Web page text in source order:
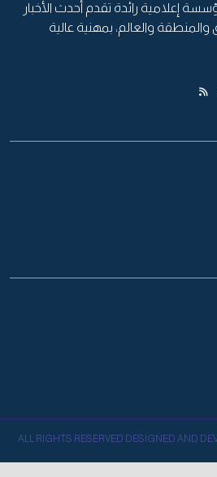
إعلامية رائدة تقدم أحدث الأخبار
والمنطقة والعالم، بمهنية عالية
ALL RIGHTS RESERVED DESIGNED AND